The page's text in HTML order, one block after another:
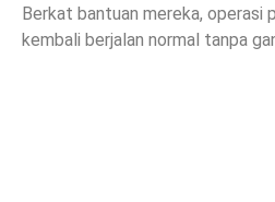
Berkat bantuan mereka, operasi
kembali berjalan normal tanpa